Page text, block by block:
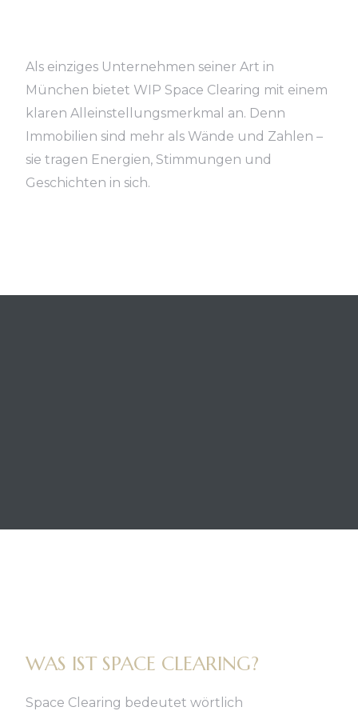
Als einziges Unternehmen seiner Art in
München bietet WIP Space Clearing mit einem
klaren Alleinstellungsmerkmal an. Denn
Immobilien sind mehr als Wände und Zahlen –
sie tragen Energien, Stimmungen und
Geschichten in sich.
WAS IST SPACE CLEARING?
Space Clearing bedeutet wörtlich